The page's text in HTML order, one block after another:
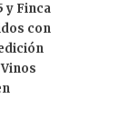
y Finca
con